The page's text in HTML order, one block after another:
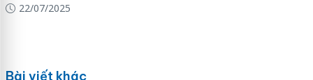
22/07/2025
Bài viết khác